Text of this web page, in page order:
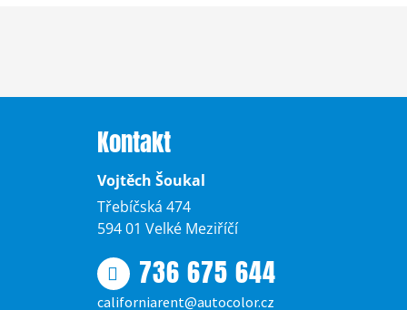
Kontakt
Vojtěch Šoukal
Třebíčská 474
594 01 Velké Meziříčí
736 675 644
californiarent@autocolor.cz